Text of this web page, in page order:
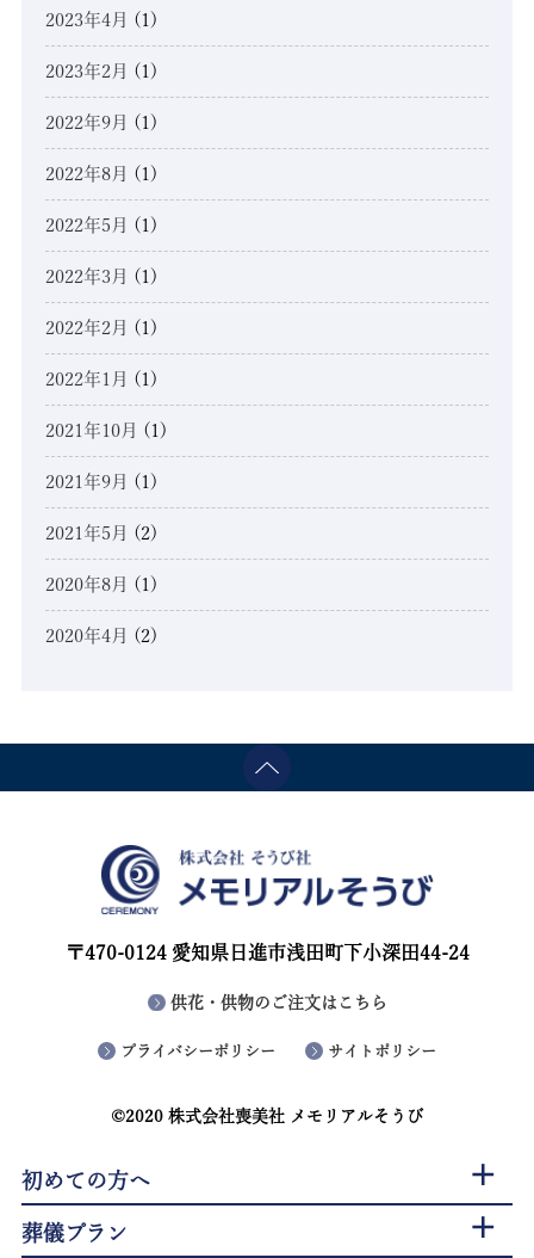
2023年4月 (1)
2023年2月 (1)
2022年9月 (1)
2022年8月 (1)
2022年5月 (1)
2022年3月 (1)
2022年2月 (1)
2022年1月 (1)
2021年10月 (1)
2021年9月 (1)
2021年5月 (2)
2020年8月 (1)
2020年4月 (2)
〒470-0124 愛知県日進市浅田町下小深田44-24
供花・供物のご注文はこちら
プライバシーポリシー サイトポリシー
©2020 株式会社喪美社 メモリアルそうび
初めての方へ
葬儀プラン